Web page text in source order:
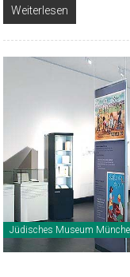
Weiterlesen
Jüdisches Museum